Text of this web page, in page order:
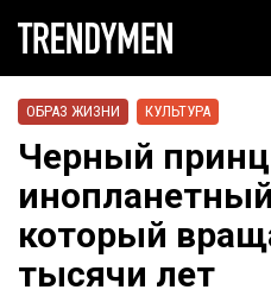
ОБРАЗ ЖИЗНИ КУЛЬТУРА
Черный
который
тысячи лет